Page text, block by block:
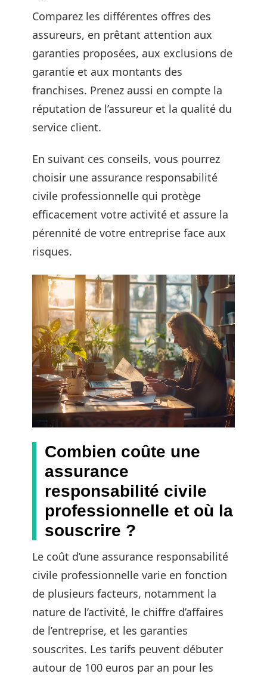
Comparez les différentes offres des
assureurs, en prêtant attention aux
garanties proposées, aux exclusions de
garantie et aux montants des
franchises. Prenez aussi en compte la
réputation de l’assureur et la qualité du
service client.
En suivant ces conseils, vous pourrez
choisir une assurance responsabilité
civile professionnelle qui protège
efficacement votre activité et assure la
pérennité de votre entreprise face aux
risques.
Combien coûte une
assurance
responsabilité civile
professionnelle et où la
souscrire ?
Le coût d’une assurance responsabilité
civile professionnelle varie en fonction
de plusieurs facteurs, notamment la
nature de l’activité, le chiffre d’affaires
de l’entreprise, et les garanties
souscrites. Les tarifs peuvent débuter
autour de 100 euros par an pour les